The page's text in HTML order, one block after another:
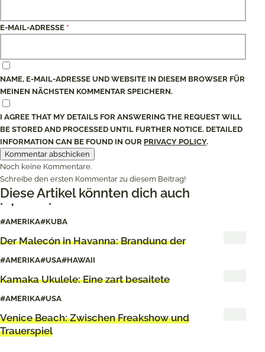
E-MAIL-ADRESSE *
NAME, E-MAIL-ADRESSE UND WEBSITE IN DIESEM BROWSER FÜR
MEINEN NÄCHSTEN KOMMENTAR SPEICHERN.
I AGREE THAT MY DETAILS FOR ANSWERING THE REQUEST WILL
BE STORED AND PROCESSED UNTIL FURTHER NOTICE. DETAILED
INFORMATION CAN BE FOUND IN OUR PRIVACY POLICY.
Noch keine Kommentare.
Schreibe den ersten Kommentar zu diesem Beitrag!
Diese Artikel könnten dich auch
interessieren
#AMERIKA#KUBA
Der Malecón in Havanna: Brandung der
#AMERIKA#USA#HAWAII
Kamaka Ukulele: Eine zart besaitete
#AMERIKA#USA
Venice Beach: Zwischen Freakshow und
Trauerspiel